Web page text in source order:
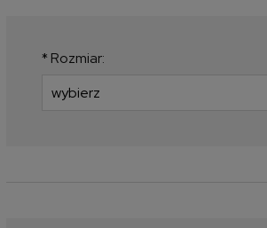
* Rozmiar: